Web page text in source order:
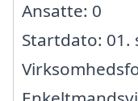
Ansatte: 0
Startdato: 01.